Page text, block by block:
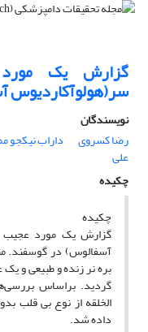
گزارش یک مورد
سر(هولوآکاردیوس
نویسندگان
رضا کسروی
داراب نیکجو
علی
چکیده
‌چکیده
گزارش‌ ‌یک مورد عجیب
آسفالوس) در گوسفند.
بره نر زنده و طبیعی و یک
گردید. براساس
الخلقه از نوع بی قلب
داده شد. ‌